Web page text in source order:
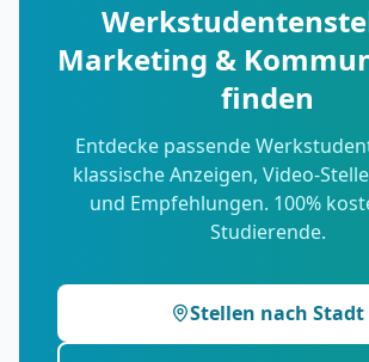
Marketing &
finden
Entdecke passende
klassische Anzeigen, Video-
und Empfehlungen. 100%
Studierende.
Stellen nach Stadt